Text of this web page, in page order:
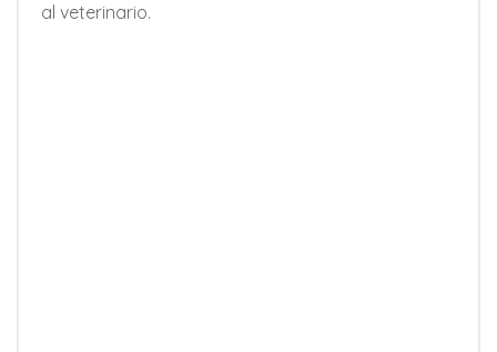
al veterinario.